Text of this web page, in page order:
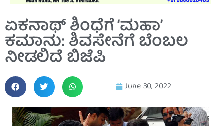
ಏಕನಾಥ್ ಶಿಂಧೆಗೆ ‘ಮಹಾ’
ಕಮಾನು: ಶಿವಸೇನೆಗೆ ಬೆಂಬಲ
ನೀಡಲಿದೆ ಬಿಜೆಪಿ
June 30, 2022